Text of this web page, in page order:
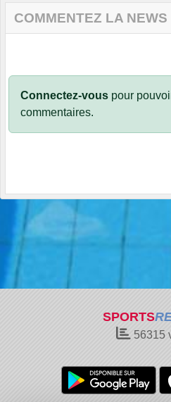
COMMENTEZ LA NEWS
Connectez-vous pour
commentaires.
SPORTS
56315